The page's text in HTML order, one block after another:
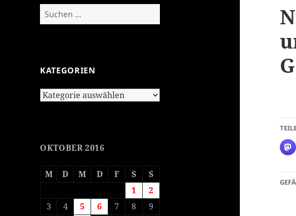
Suchen
nach:
KATEGORIEN
Kategorien
OKTOBER 2016
M D M D F S
S
1
2
3
4 5 6 7 8
9